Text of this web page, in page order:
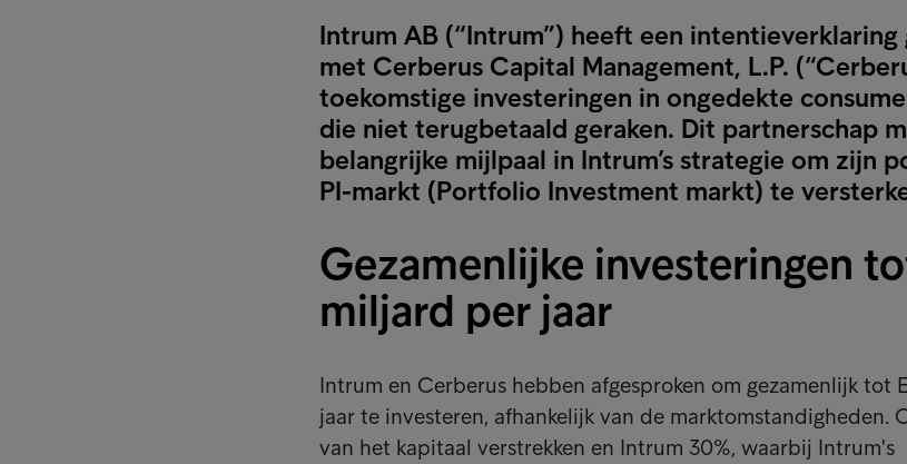
Intrum AB (“Intrum”) heeft een intentieverklaring
met Cerberus Capital Management, L.P.
toekomstige investeringen in ongedekte
die niet terugbetaald geraken. Dit partnerschap
belangrijke mijlpaal in Intrum’s strategie om zijn
PI-markt (Portfolio Investment markt) te
Gezamenlijke investeringen
miljard per jaar
Intrum en Cerberus hebben afgesproken om gezamenlijk tot
jaar te investeren, afhankelijk van de marktomstandigheden.
van het kapitaal verstrekken en Intrum 30%, waarbij Intrum's